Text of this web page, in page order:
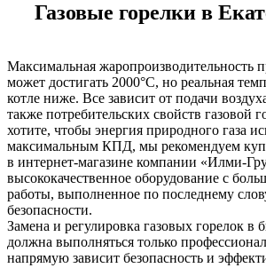
Газовые горелки в
Максимальная жаропроизводительность
может достигать 2000°С, но реальная
котле ниже. Все зависит от подачи
также потребительских свойств газовой
хотите, чтобы энергия природного газа
максимальным КПД, мы рекомендуем
в интернет-магазине компании «Илми-
высококачественное оборудование с
работы, выполненное по последнему
безопасности.
Замена и регулировка газовых горелок в
должна выполняться только
напрямую зависит безопасность и